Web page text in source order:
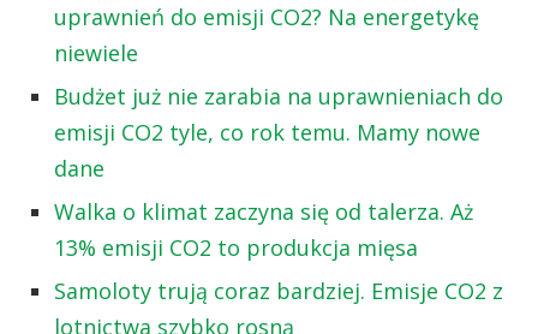
uprawnień do emisji CO2? Na energetykę
niewiele
Budżet już nie zarabia na uprawnieniach do
emisji CO2 tyle, co rok temu. Mamy nowe
dane
Walka o klimat zaczyna się od talerza. Aż
13% emisji CO2 to produkcja mięsa
Samoloty trują coraz bardziej. Emisje CO2 z
lotnictwa szybko rosną